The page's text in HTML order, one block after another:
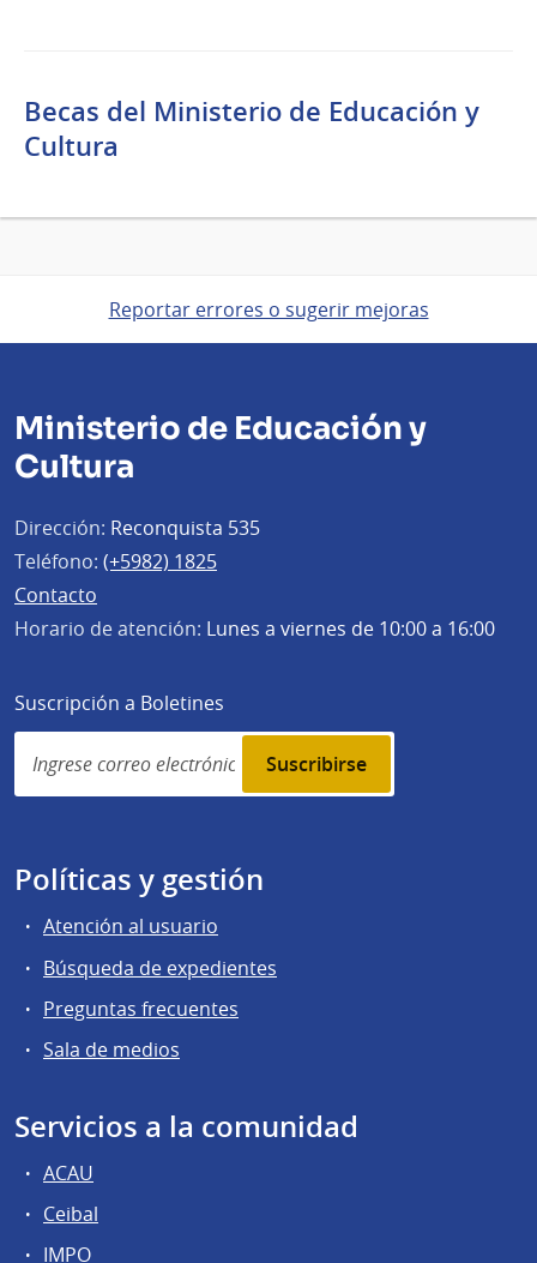
Becas del Ministerio de Educación y
Cultura
Reportar errores o sugerir mejoras
Ministerio de Educación y
Cultura
Dirección: Reconquista 535
Teléfono: (+5982) 1825
Contacto
Horario de atención: Lunes a viernes de 10:00 a 16:00
Suscripción a Boletines
Simplenews
subscription
Políticas y gestión
Atención al usuario
Búsqueda de expedientes
Preguntas frecuentes
Sala de medios
Servicios a la comunidad
ACAU
Ceibal
IMPO